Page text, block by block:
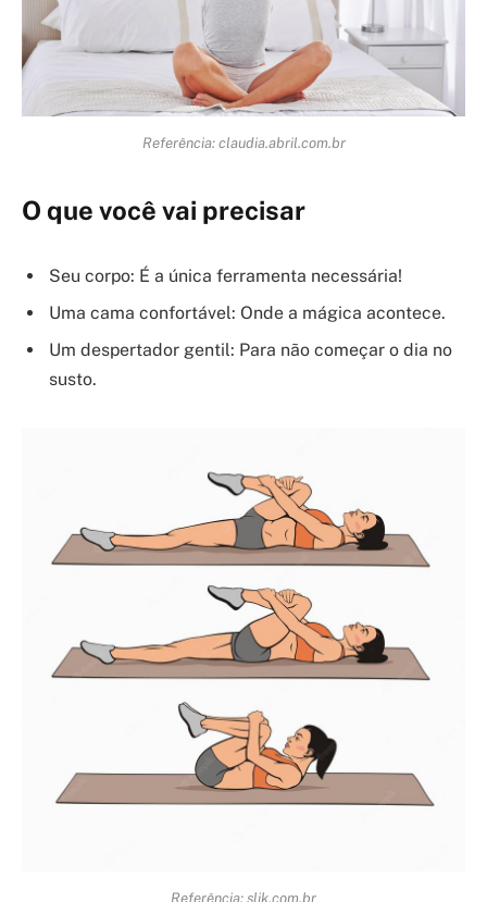
Referência: claudia.abril.com.br
O que você vai precisar
Seu corpo: É a única ferramenta necessária!
Uma cama confortável: Onde a mágica acontece.
Um despertador gentil: Para não começar o dia no
susto.
Referência: slik.com.br